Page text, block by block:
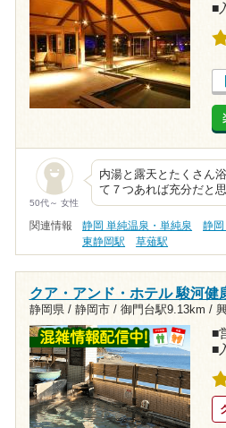
■
50代～ 女性
内湯と露天とたくさん
て７つあれば充分だと
関連情報 静岡 単純温泉・単純泉 静岡
東静岡駅
草薙駅
クア・アンド・ホテル 駿河健
静岡県 / 静岡市 / 御門台駅9.13km /
■
■